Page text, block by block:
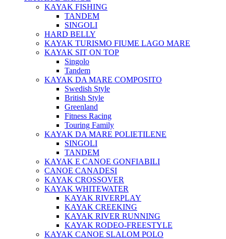
KAYAK FISHING
TANDEM
SINGOLI
HARD BELLY
KAYAK TURISMO FIUME LAGO MARE
KAYAK SIT ON TOP
Singolo
Tandem
KAYAK DA MARE COMPOSITO
Swedish Style
British Style
Greenland
Fitness Racing
Touring Family
KAYAK DA MARE POLIETILENE
SINGOLI
TANDEM
KAYAK E CANOE GONFIABILI
CANOE CANADESI
KAYAK CROSSOVER
KAYAK WHITEWATER
KAYAK RIVERPLAY
KAYAK CREEKING
KAYAK RIVER RUNNING
KAYAK RODEO-FREESTYLE
KAYAK CANOE SLALOM POLO